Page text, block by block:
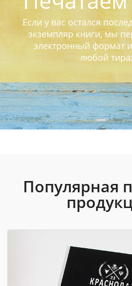
Скидки
СпецЦены при
Присылайте
Звоните!
Популярная